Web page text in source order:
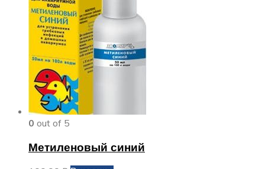
0 out of 5
Метиленовый синий